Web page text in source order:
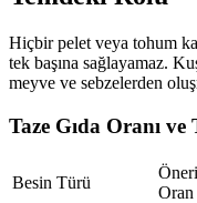
Hiçbir pelet veya tohum
tek başına sağlayamaz.
meyve ve sebzelerden
Taze Gıda Oranı
Besin Türü
Oran